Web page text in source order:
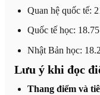
Quan hệ quốc tế:
Quốc tế học:
Nhật Bản học:
Lưu ý khi đọc
Thang điểm và